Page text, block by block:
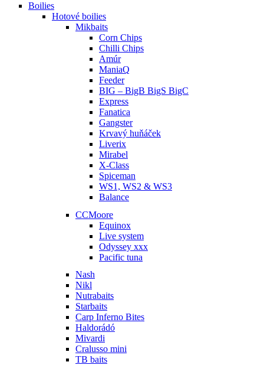
Boilies
Hotové boilies
Mikbaits
Corn Chips
Chilli Chips
Amúr
ManiaQ
Feeder
BIG – BigB BigS BigC
Express
Fanatica
Gangster
Krvavý huňáček
Liverix
Mirabel
X-Class
Spiceman
WS1, WS2 & WS3
Balance
CCMoore
Equinox
Live system
Odyssey xxx
Pacific tuna
Nash
Nikl
Nutrabaits
Starbaits
Carp Inferno Bites
Haldorádó
Mivardi
Cralusso mini
TB baits